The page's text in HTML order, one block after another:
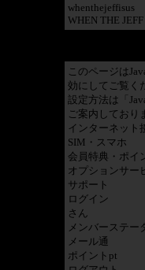
whenthejeffisus
WHEN THE
このページは
効にしてご覧く
設定方法は「
ご案内しており
インターネット
SIM・スマホ
会員特典・ポイ
オプションサー
サポート
ログイン
さん
メンバーステー
メール通
ポイントpt